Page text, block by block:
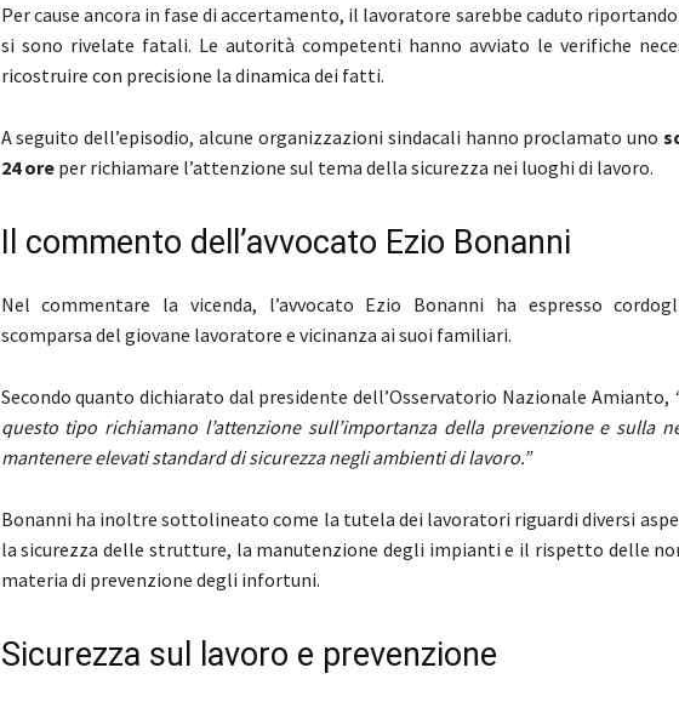
Per cause ancora in fase di accertamento, il lavoratore sarebbe caduto
si sono rivelate fatali. Le autorità competenti hanno avviato le verifiche
ricostruire con precisione la dinamica dei fatti.
A seguito dell’episodio, alcune organizzazioni sindacali hanno proclamato uno
24 oreper richiamare l’attenzione sul tema della sicurezza nei luoghi di lavoro.
Il commento dell’avvocato Ezio Bonanni
Nel commentare la vicenda, l’avvocato Ezio Bonanni ha espresso
scomparsa del giovane lavoratore e vicinanza ai suoi familiari.
Secondo quanto dichiarato dal presidente dell’Osservatorio Nazionale Amianto,
questo tipo richiamano l’attenzione sull’importanza della prevenzione e sulla
mantenere elevati standard di sicurezza negli ambienti di lavoro.”
Bonanni ha inoltre sottolineato come la tutela dei lavoratori riguardi diversi
la sicurezza delle strutture, la manutenzione degli impianti e il rispetto delle
materia di prevenzione degli infortuni.
Sicurezza sul lavoro e prevenzione